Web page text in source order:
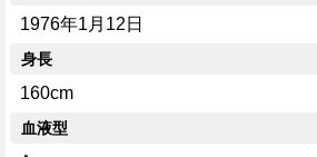
1976年1月12日
身長
160cm
血液型